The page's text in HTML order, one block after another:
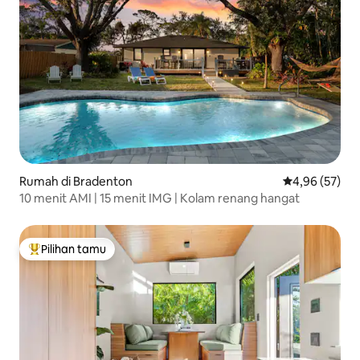
Rumah di Bradenton Nilai rata-rata
4,96 (57)
10 menit AMI | 15 menit IMG | Kolam renang hangat
Pilihan tamu terpopuler
Pilihan tamu